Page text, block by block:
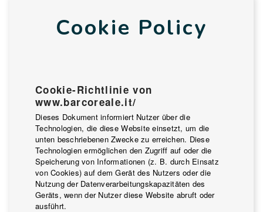
Cicloturismo
Toskana entdecken
Kontakte
Arbeite mit uns
LINGUE
IT EN NL FR
Cookie Policy
Cookie-Richtlinie von
www.barcoreale.it/
Dieses Dokument informiert Nutzer über die
Technologien, die diese Website einsetzt, um die
unten beschriebenen Zwecke zu erreichen. Diese
Technologien ermöglichen den Zugriff auf oder die
Speicherung von Informationen (z. B. durch Einsatz
von Cookies) auf dem Gerät des Nutzers oder die
Nutzung der Datenverarbeitungskapazitäten des
Geräts, wenn der Nutzer diese Website abruft oder
ausführt.